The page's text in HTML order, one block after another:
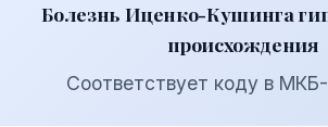
Болезнь Иценко-Кушинга
происхождения
Соответствует коду в МКБ-